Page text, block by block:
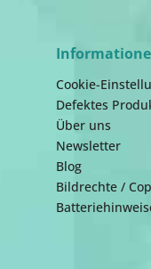
Cookie-
Defektes
Über uns
Newsletter
Blog
Bildrechte /